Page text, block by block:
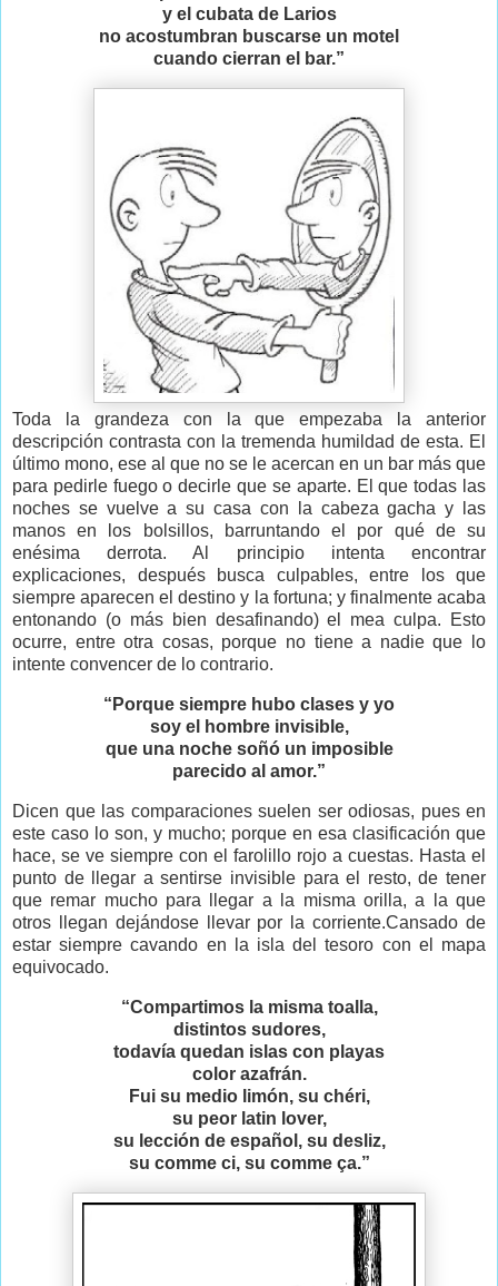
y el cubata de Larios
no acostumbran buscarse un motel
cuando cierran el bar.”
Toda la grandeza con la que empezaba la anterior
descripción contrasta con la tremenda humildad de esta. El
último mono, ese al que no se le acercan en un bar más que
para pedirle fuego o decirle que se aparte. El que todas las
noches se vuelve a su casa con la cabeza gacha y las
manos en los bolsillos, barruntando el por qué de su
enésima derrota. Al principio intenta encontrar
explicaciones, después busca culpables, entre los que
siempre aparecen el destino y la fortuna; y finalmente acaba
entonando (o más bien desafinando) el mea culpa. Esto
ocurre, entre otra cosas, porque no tiene a nadie que lo
intente convencer de lo contrario.
“Porque siempre hubo clases y yo
soy el hombre invisible,
que una noche soñó un imposible
parecido al amor.”
Dicen que las comparaciones suelen ser odiosas, pues en
este caso lo son, y mucho; porque en esa clasificación que
hace, se ve siempre con el farolillo rojo a cuestas. Hasta el
punto de llegar a sentirse invisible para el resto, de tener
que remar mucho para llegar a la misma orilla, a la que
otros llegan dejándose llevar por la corriente.Cansado de
estar siempre cavando en la isla del tesoro con el mapa
equivocado.
“Compartimos la misma toalla,
distintos sudores,
todavía quedan islas con playas
color azafrán.
Fui su medio limón, su chéri,
su peor latin lover,
su lección de español, su desliz,
su comme ci, su comme ça.”